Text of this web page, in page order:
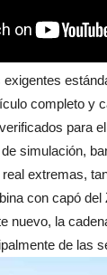
completo y
para
simulación,
extremas,
con capó del
nuevo, la
de las